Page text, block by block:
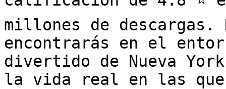
millones de
encontrarás en el
divertido de Nueva
la vida real en las